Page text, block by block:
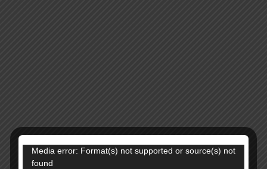
מק"ט: 13846
Media error: Format(s) not supported or source(s) not
found